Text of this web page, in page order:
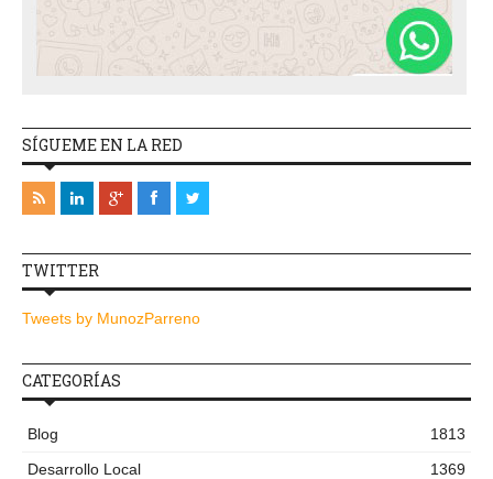
SÍGUEME EN LA RED
TWITTER
Tweets by MunozParreno
CATEGORÍAS
Blog
1813
Desarrollo Local
1369